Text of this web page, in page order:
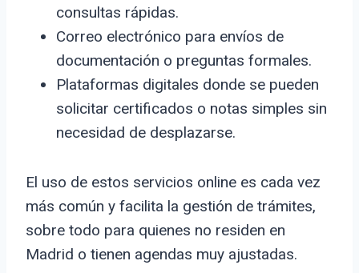
consultas rápidas.
Correo electrónico para envíos de
documentación o preguntas formales.
Plataformas digitales donde se pueden
solicitar certificados o notas simples sin
necesidad de desplazarse.
El uso de estos servicios online es cada vez
más común y facilita la gestión de trámites,
sobre todo para quienes no residen en
Madrid o tienen agendas muy ajustadas.